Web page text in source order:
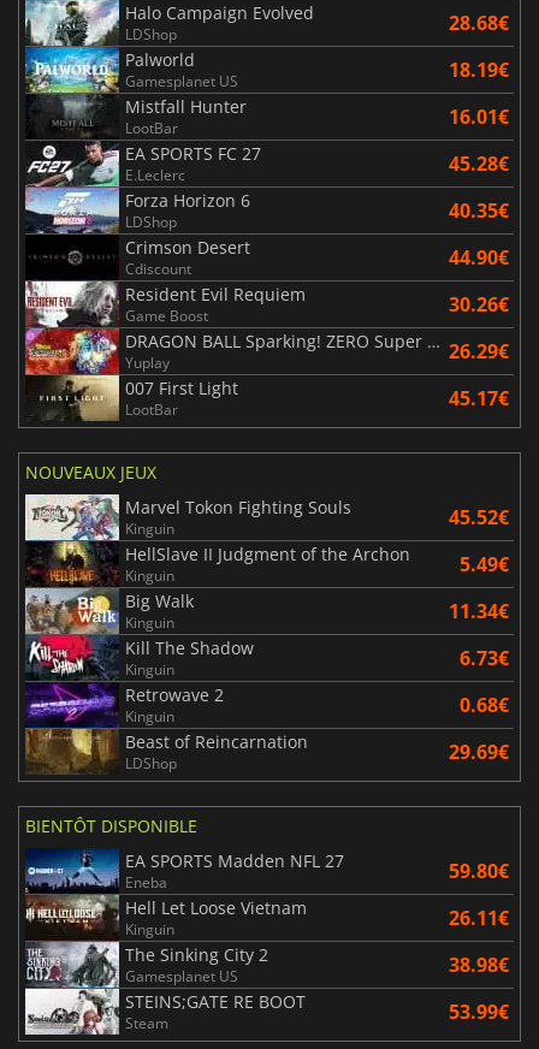
Halo Campaign Evolved
LDShop 28.68€
Palworld
Gamesplanet US 18.19€
Mistfall Hunter
LootBar 16.01€
EA SPORTS FC 27
E.Leclerc 45.28€
Forza Horizon 6
LDShop 40.35€
Crimson Desert
Cdiscount 44.90€
Resident Evil Requiem
Game Boost 30.26€
DRAGON BALL Sparking! ZERO Super Limit Breaking NEO
Yuplay 26.29€
007 First Light
LootBar 45.17€
NOUVEAUX JEUX
Marvel Tokon Fighting Souls
Kinguin 45.52€
HellSlave II Judgment of the Archon
Kinguin 5.49€
Big Walk
Kinguin 11.34€
Kill The Shadow
Kinguin 6.73€
Retrowave 2
Kinguin 0.68€
Beast of Reincarnation
LDShop 29.69€
BIENTÔT DISPONIBLE
EA SPORTS Madden NFL 27
Eneba 59.80€
Hell Let Loose Vietnam
Kinguin 26.11€
The Sinking City 2
Gamesplanet US 38.98€
STEINS;GATE RE BOOT
Steam 53.99€